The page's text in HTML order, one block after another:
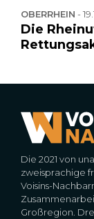
OBERRHEIN -
Die
Die 2021 von
zweisprachige
Voisins-
Großregion.